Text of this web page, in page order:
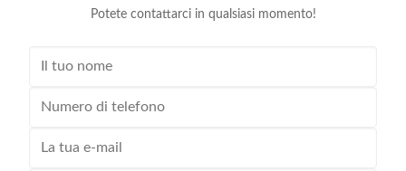
Potete contattarci in qualsiasi momento!